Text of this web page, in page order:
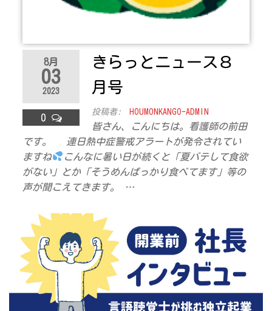
8月
03
2023
0
きらっとニュース８
月号
投稿者: HOUMONKANGO-ADMIN
皆さん、こんにちは。看護師の前田
です。 連日熱中症警戒アラートが発令されてい
ますね
こんなに暑い日が続くと「夏バテして食欲
がない」とか「そうめんばっかり食べてます」等の
声が聞こえてきます。 …